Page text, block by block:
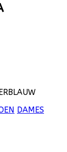
DAMES